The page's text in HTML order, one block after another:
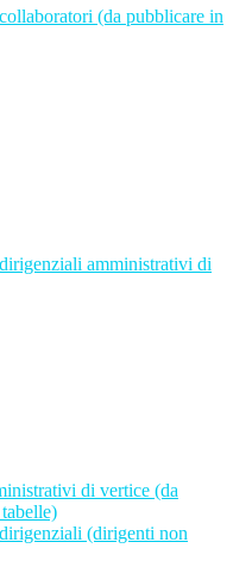
(da pubblicare in
amministrativi di
di vertice (da
(dirigenti non